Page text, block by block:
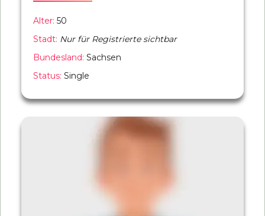
Alter: 50
Stadt: Nur für Registrierte sichtbar
Bundesland: Sachsen
Status: Single